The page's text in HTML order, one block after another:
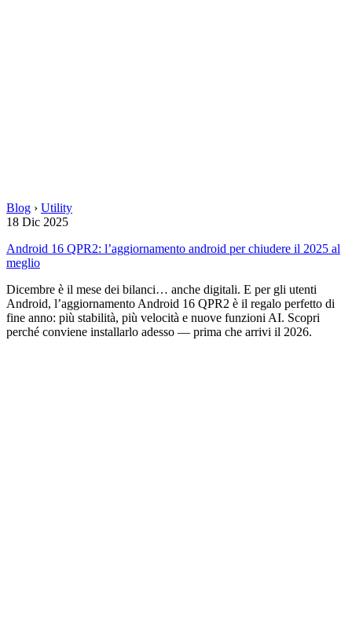
Blog › Utility
18 Dic 2025
Android 16 QPR2: l’aggiornamento android per chiudere il 2025 al
meglio
Dicembre è il mese dei bilanci… anche digitali. E per gli utenti
Android, l’aggiornamento Android 16 QPR2 è il regalo perfetto di
fine anno: più stabilità, più velocità e nuove funzioni AI. Scopri
perché conviene installarlo adesso — prima che arrivi il 2026.